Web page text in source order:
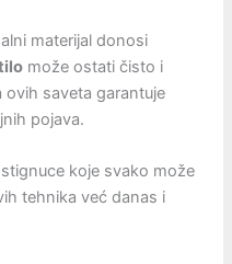
materijal donosi
može ostati čisto i
saveta garantuje
pojava.
koje svako može
tehnika već danas i